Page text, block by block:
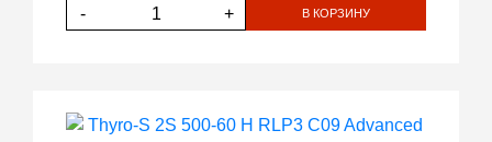
- + В КОРЗИНУ